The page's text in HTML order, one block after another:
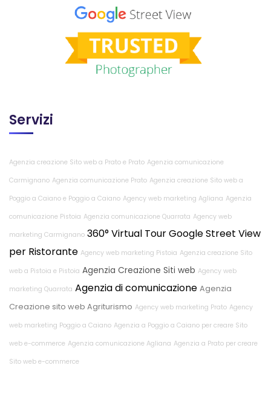
Servizi
Agenzia creazione Sito web a Prato e Prato Agenzia comunicazione
Carmignano Agenzia comunicazione Prato Agenzia creazione Sito web a
Poggio a Caiano e Poggio a Caiano Agency web marketing Agliana Agenzia
comunicazione Pistoia Agenzia comunicazione Quarrata Agency web
marketing Carmignano 360° Virtual Tour Google Street View
per Ristorante Agency web marketing Pistoia Agenzia creazione Sito
web a Pistoia e Pistoia Agenzia Creazione Siti web Agency web
marketing Quarrata Agenzia di comunicazione Agenzia
Creazione sito web Agriturismo Agency web marketing Prato Agency
web marketing Poggio a Caiano Agenzia a Poggio a Caiano per creare Sito
web e-commerce Agenzia comunicazione Agliana Agenzia a Prato per creare
Sito web e-commerce